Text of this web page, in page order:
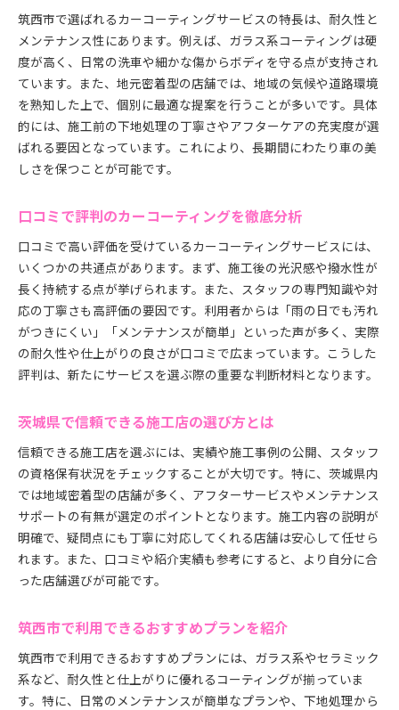
筑西市で選ばれるカーコーティングサービスの特長は、耐久性と
メンテナンス性にあります。例えば、ガラス系コーティングは硬
度が高く、日常の洗車や細かな傷からボディを守る点が支持され
ています。また、地元密着型の店舗では、地域の気候や道路環境
を熟知した上で、個別に最適な提案を行うことが多いです。具体
的には、施工前の下地処理の丁寧さやアフターケアの充実度が選
ばれる要因となっています。これにより、長期間にわたり車の美
しさを保つことが可能です。
口コミで評判のカーコーティングを徹底分析
口コミで高い評価を受けているカーコーティングサービスには、
いくつかの共通点があります。まず、施工後の光沢感や撥水性が
長く持続する点が挙げられます。また、スタッフの専門知識や対
応の丁寧さも高評価の要因です。利用者からは「雨の日でも汚れ
がつきにくい」「メンテナンスが簡単」といった声が多く、実際
の耐久性や仕上がりの良さが口コミで広まっています。こうした
評判は、新たにサービスを選ぶ際の重要な判断材料となります。
茨城県で信頼できる施工店の選び方とは
信頼できる施工店を選ぶには、実績や施工事例の公開、スタッフ
の資格保有状況をチェックすることが大切です。特に、茨城県内
では地域密着型の店舗が多く、アフターサービスやメンテナンス
サポートの有無が選定のポイントとなります。施工内容の説明が
明確で、疑問点にも丁寧に対応してくれる店舗は安心して任せら
れます。また、口コミや紹介実績も参考にすると、より自分に合
った店舗選びが可能です。
筑西市で利用できるおすすめプランを紹介
筑西市で利用できるおすすめプランには、ガラス系やセラミック
系など、耐久性と仕上がりに優れるコーティングが揃っていま
す。特に、日常のメンテナンスが簡単なプランや、下地処理から